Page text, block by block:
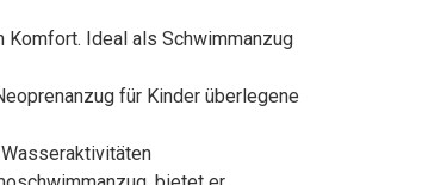
Komfort. Ideal als Schwimmanzug
für Kinder überlegene